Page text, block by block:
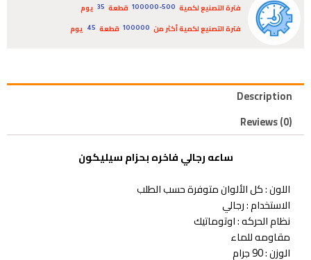
فترة التصنيع لكمية 100000-500 قطعة 35
يوم
فترة التصنيع لكمية أكثر من
100000 قطعة 45 يوم
Description
Reviews (0)
ساعه رجالي فاخره بحزام سيليكون
اللون : كل الألوان متوفرة حسب الطلب
الاستخدام : رجالي
نظام الحركه : اوتوماتيك
مقاومه للماء
الوزن : 90 جرام